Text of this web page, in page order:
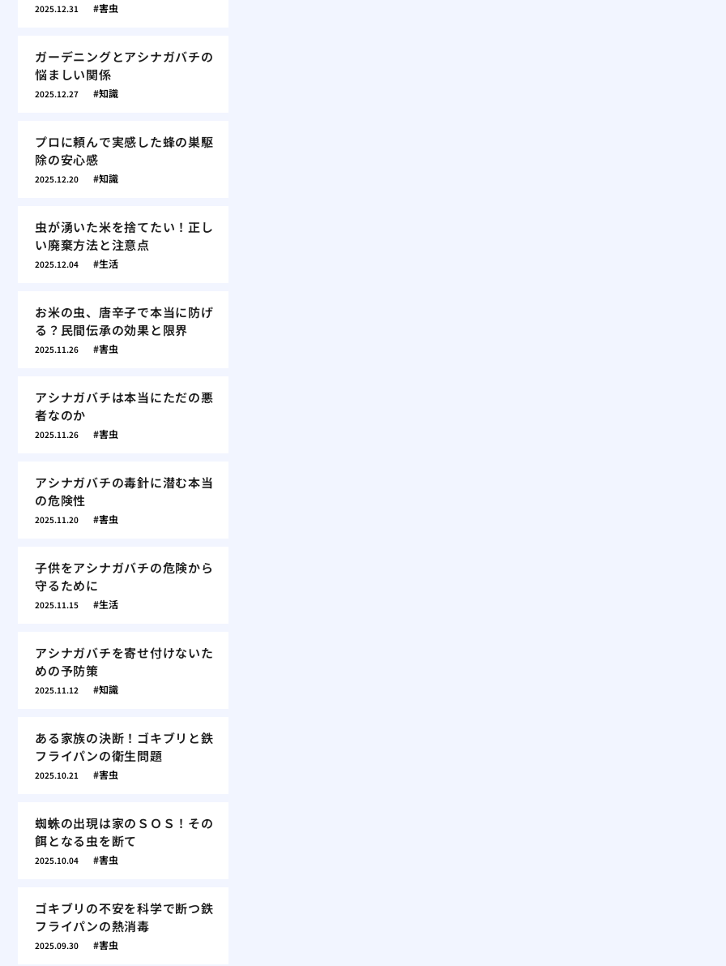
2025.12.31 害虫
ガーデニングとアシナガバチの
悩ましい関係
2025.12.27 知識
プロに頼んで実感した蜂の巣駆
除の安心感
2025.12.20 知識
虫が湧いた米を捨てたい！正し
い廃棄方法と注意点
2025.12.04 生活
お米の虫、唐辛子で本当に防げ
る？民間伝承の効果と限界
2025.11.26 害虫
アシナガバチは本当にただの悪
者なのか
2025.11.26 害虫
アシナガバチの毒針に潜む本当
の危険性
2025.11.20 害虫
子供をアシナガバチの危険から
守るために
2025.11.15 生活
アシナガバチを寄せ付けないた
めの予防策
2025.11.12 知識
ある家族の決断！ゴキブリと鉄
フライパンの衛生問題
2025.10.21 害虫
蜘蛛の出現は家のＳＯＳ！その
餌となる虫を断て
2025.10.04 害虫
ゴキブリの不安を科学で断つ鉄
フライパンの熱消毒
2025.09.30 害虫